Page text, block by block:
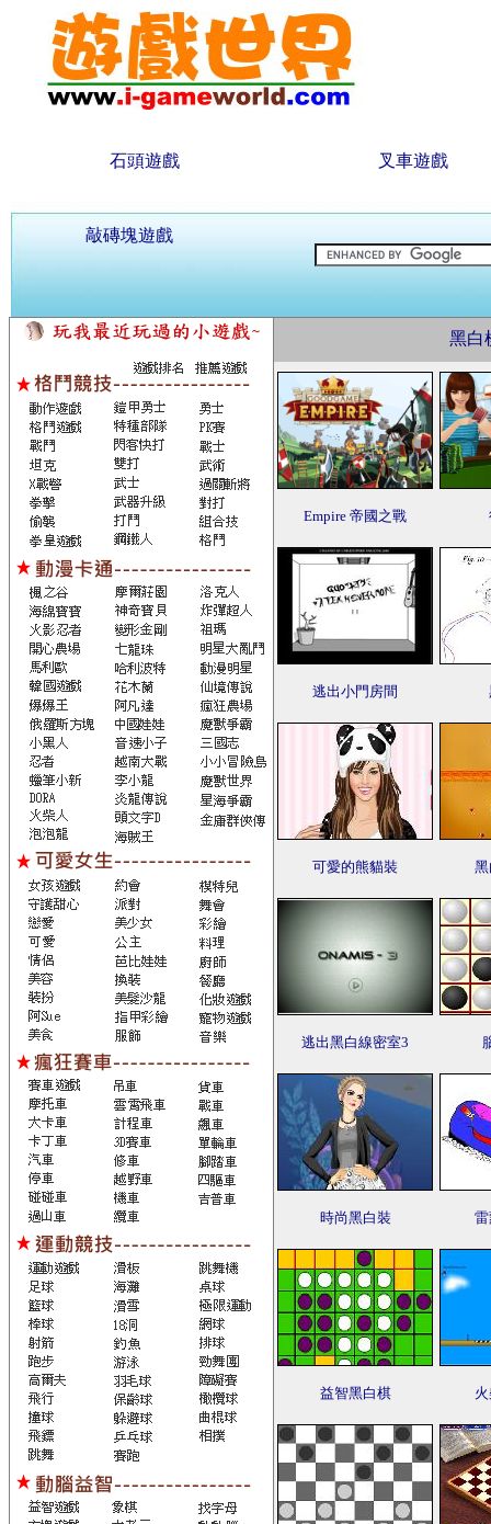
石頭遊戲 叉車遊戲
敲磚塊遊戲
黑白
Empire 帝國之戰
逃出小門房間
可愛的熊貓裝
逃出黑白線密室3
時尚黑白裝
益智黑白棋